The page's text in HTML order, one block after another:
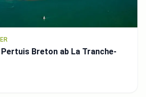
Breton ab La Tranche-